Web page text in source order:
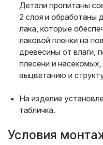
Детали пропитаны
2 слоя и обработаны
лака, которые
лаковой пленки на
древесины от влаги,
плесени и
выцветанию и
На изделие
табличка.
Условия